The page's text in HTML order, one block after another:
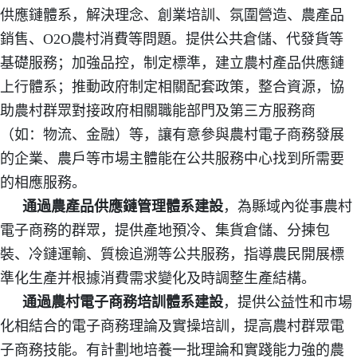
供應鏈體系，解決理念、創業培訓、氛圍營造、農產品
銷售、O2O農村消費等問題。提供公共倉儲、代發貨等
基礎服務；加強品控，制定標準，建立農村產品供應鏈
上行體系；推動政府制定相關配套政策，整合資源，協
助農村群眾對接政府相關職能部門及第三方服務商
（如：物流、金融）等，讓有意參與農村電子商務發展
的企業、農戶等市場主體能在公共服務中心找到所需要
的相應服務。
通過農產品供應鏈管理體系建設，為縣域內從事農村
電子商務的群眾，提供產地預冷、集貨倉儲、分揀包
裝、冷鏈運輸、質檢追溯等公共服務，指導農民開展標
準化生產并根據消費需求變化及時調整生產結構。
通過農村電子商務培訓體系建設，提供公益性和市場
化相結合的電子商務理論及實操培訓，提高農村群眾電
子商務技能。有計劃地培養一批理論和實踐能力強的農